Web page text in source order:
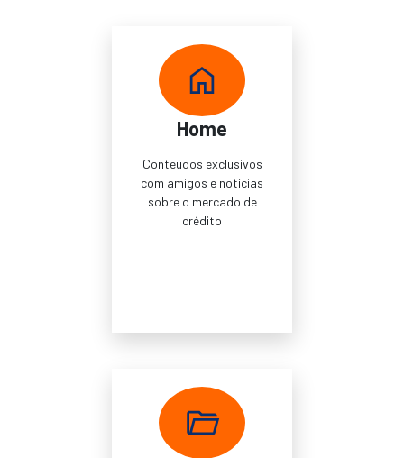
Home
Conteúdos exclusivos
com amigos e notícias
sobre o mercado de
crédito